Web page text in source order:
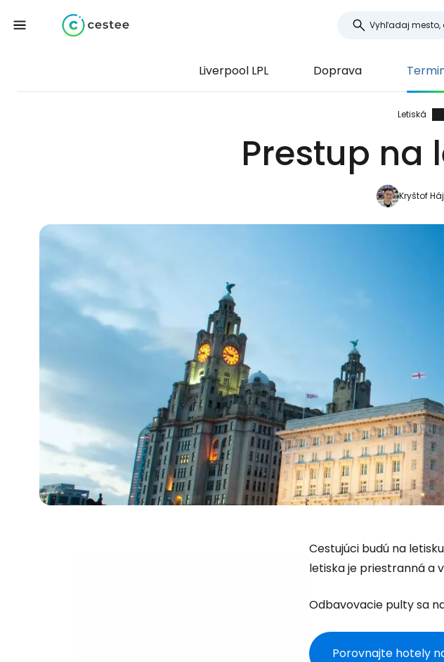
Liverpool LPL Doprava
Letiská
Prestup na
Kryštof
Cestujúci budú na
letiska je priestranná a
Odbavovacie pulty sa
Porovnajte hotely